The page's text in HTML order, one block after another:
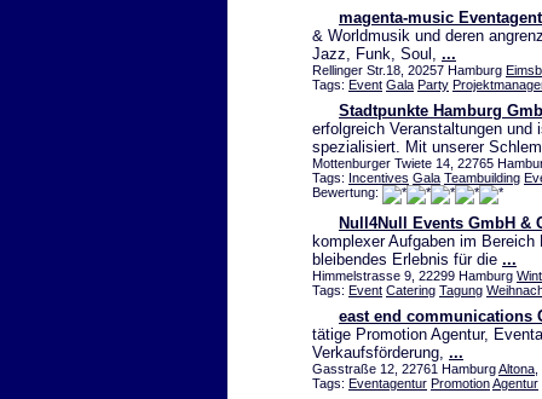
magenta-music
& Worldmusik und deren
Jazz, Funk, Soul, ...
Rellinger Str.18, 20257 Hamburg
Tags: Event Gala Party
Stadtpunkte Hamburg
erfolgreich Veranstaltungen und
spezialisiert. Mit unserer
Mottenburger Twiete 14, 22765
Tags: Incentives Gala Teambuilding
Bewertung:
Null4Null Events GmbH &
komplexer Aufgaben im
bleibendes Erlebnis für die ...
Himmelstrasse 9, 22299 Hamburg
Tags: Event Catering Tagung
east end communications
tätige Promotion Agentur,
Verkaufsförderung, ...
Gasstraße 12, 22761 HamburgAltona
Tags: Eventagentur PromotionAgentur